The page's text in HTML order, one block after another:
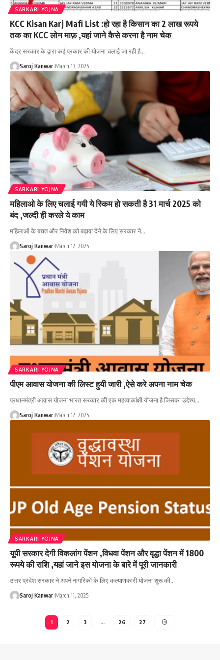
SARKARI YOJNA
KCC Kisan Karj Mafi List :हो रहा है किसान का 2 लाख रूपये
तक का KCC लोन माफ़ ,यहां जाने कैसे करना है नाम चेक
केंद्र सरकार के द्वारा कई प्रकार की योजना चलाई जा रही है…
Saroj Kanwar March 13, 2025
SARKARI YOJNA
महिलाओ के लिए चलाई गयी ये स्किम हो सकती है 31 मार्च 2025 को
बंद ,जल्दी ही करले ये काम
महिलाओं के बचत और निवेश को बढ़ावा देने के लिए सरकार ने…
Saroj Kanwar March 12, 2025
SARKARI YOJNA
पीएम आवास योजना की लिस्ट हुयी जारी ,ऐसे करे अपना नाम चेक
प्रधानमंत्री आवास योजना भारत सरकार की एक महत्वाकांक्षी योजना है जिसका उद्देश्य…
Saroj Kanwar March 12, 2025
SARKARI YOJNA
यूपी सरकार देगी विकलांग पेंशन ,विधवा पेंशन और वृद्धा पेंशन में 1800
रूपये की राशि ,यहां जाने इस योजना के बारे में पूरी जानकारी
उत्तर प्रदेश सरकार ने अपने नागरिकों के लिए कल्याणकारी योजना शुरू की…
Saroj Kanwar March 11, 2025
1 2 3 … 26 27